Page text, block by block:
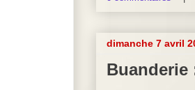
dimanche 7 avril
Buanderie